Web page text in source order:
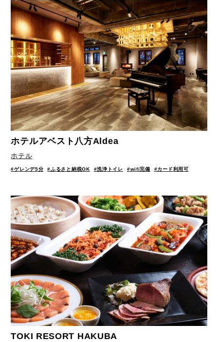
ホテルアベスト八方Aldea
ホテル
#ゲレンデ5分 #ふるさと納税OK #洗浄トイレ #wifi完備 #カード利用可
TOKI RESORT HAKUBA